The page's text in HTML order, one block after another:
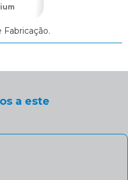
Fabricação.
a este